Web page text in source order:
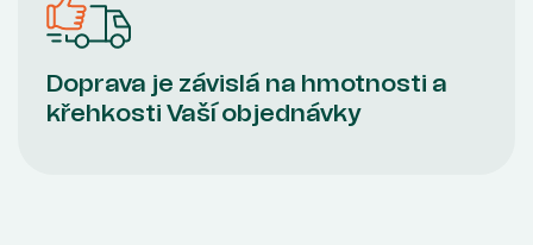
Doprava je závislá na hmotnosti a
křehkosti Vaší objednávky